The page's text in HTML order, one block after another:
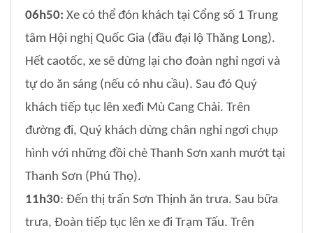
06h50: Xe có thể đón khách tại Cổng số 1 Trung
tâm Hội nghị Quốc Gia (đầu đại lộ Thăng Long).
Hết caotốc, xe sẽ dừng lại cho đoàn nghỉ ngơi và
tự do ăn sáng (nếu có nhu cầu). Sau đó Quý
khách tiếp tục lên xeđi Mù Cang Chải. Trên
đường đi, Quý khách dừng chân nghỉ ngơi chụp
hình với những đồi chè Thanh Sơn xanh mướt tại
Thanh Sơn (Phú Thọ).
11h30: Đến thị trấn Sơn Thịnh ăn trưa. Sau bữa
trưa, Đoàn tiếp tục lên xe đi Trạm Tấu. Trên